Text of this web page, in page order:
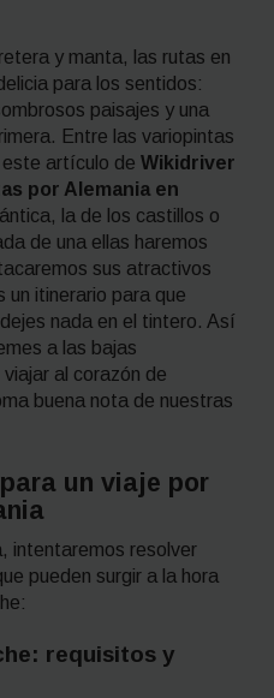
y manta, las rutas en
para los sentidos:
paisajes y una
Entre las variopintas
artículo de Wikidriver
por Alemania en
la de los castillos o
de una ellas haremos
sus atractivos
un itinerario para que
nada en el tintero. Así
a las bajas
al corazón de
buena nota de nuestras
un viaje por
intentaremos resolver
pueden surgir a la hora
requisitos y